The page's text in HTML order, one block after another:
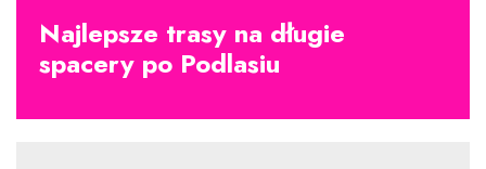
Najlepsze trasy na długie
spacery po Podlasiu